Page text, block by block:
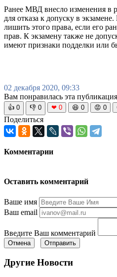
Ранее МВД внесло изменения в
для отказа к допуску в
лишить этого права, если его
прав. К экзамену также не
имеют признаки подделки или
02 декабря 2020, 09:33
Вам понравилась эта
👍 0 👎 0 ❤ 0 😆 0 😡 0
Поделиться
Комментарии
Оставить комментарий
Ваше имя
Ваш email
Введите Ваш комментарий
Отмена Отправить
Другие Новости